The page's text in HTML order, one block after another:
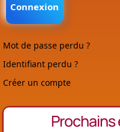
Connexion
Mot de passe perdu ?
Identifiant perdu ?
Créer un compte